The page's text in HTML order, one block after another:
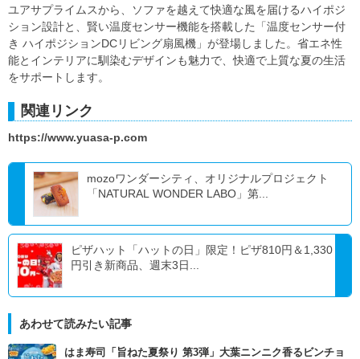
ユアサプライムスから、ソファを越えて快適な風を届けるハイポジ
ション設計と、賢い温度センサー機能を搭載した「温度センサー付
き ハイポジションDCリビング扇風機」が登場しました。省エネ性
能とインテリアに馴染むデザインも魅力で、快適で上質な夏の生活
をサポートします。
関連リンク
https://www.yuasa-p.com
mozoワンダーシティ、オリジナルプロジェクト
「NATURAL WONDER LABO」第...
ピザハット「ハットの日」限定！ピザ810円＆1,330
円引き新商品、週末3日...
あわせて読みたい記事
はま寿司「旨ねた夏祭り 第3弾」大葉ニンニク香るビンチョ